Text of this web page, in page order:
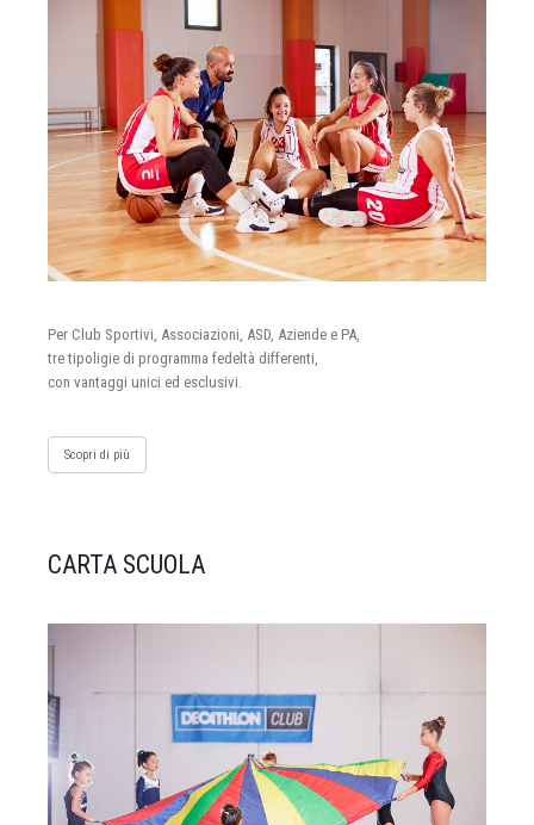
Per Club Sportivi, Associazioni, ASD, Aziende e PA,
tre tipoligie di programma fedeltà differenti,
con vantaggi unici ed esclusivi.
Scopri di più
CARTA SCUOLA